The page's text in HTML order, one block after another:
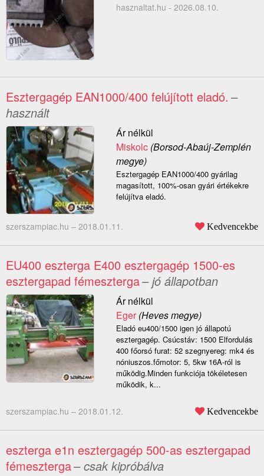
hasznaltat.hu - 2026.08.10.
Esztergagép EAN1000/400 felújított eladó. –
használt
Ár nélkül
Miskolc(Borsod-Abaúj-Zemplén
megye)
Esztergagép EAN1000/400 gyárilag
magasított, 100%-osan gyári értékekre
felújítva eladó.
szerszampiac.hu – 2018.01.11. Kedvencekbe
EU400 eszterga E400 esztergagép 1500-es
esztergapad fémeszterga– jó állapotban
Ár nélkül
Eger(Heves megye)
Eladó eu400/1500 igen jó állapotú
esztergagép. Csúcstáv: 1500 Elfordulás
400 főorsó furat: 52 szegnyereg: mk4 és
nóniuszos.főmotor: 5, 5kw 16A-ról is
működig.Minden funkciója tökéletesen
működik, k...
szerszampiac.hu – 2018.01.12. Kedvencekbe
eszterga e1n esztergagép 500-as esztergapad
fémeszterga– csak kipróbálva